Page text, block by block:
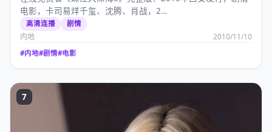
电影，卡司易烊千玺、沈腾、肖战，2…
高清连播 剧情
内地 2010/11/10
#内地#剧情#电影
7